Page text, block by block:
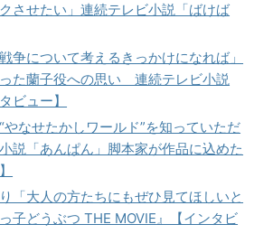
させたい」連続テレビ小説「ばけば
争について考えるきっかけになれば」
た蘭子役への思い 連続テレビ小説
ビュー】
なせたかしワールド”を知っていただ
説「あんぱん」脚本家が作品に込めた
「大人の方たちにもぜひ見てほしいと
子どうぶつ THE MOVIE』【インタビ